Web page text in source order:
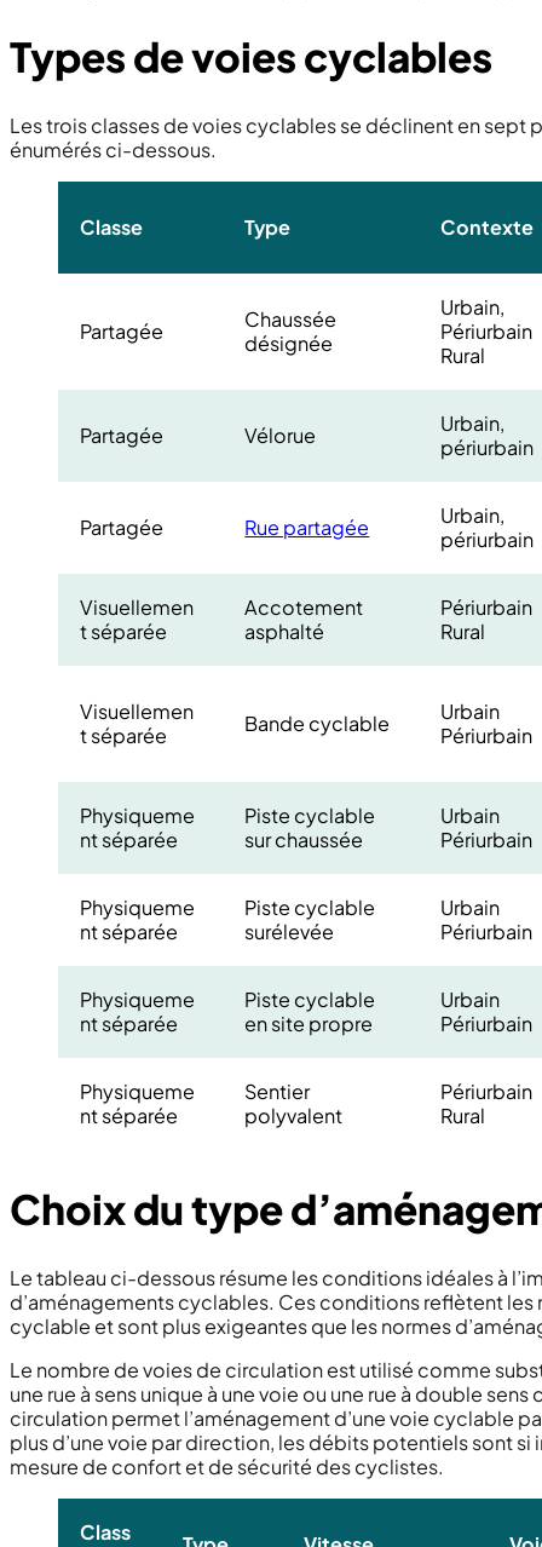
Types de voies cyclables
Les trois classes de voies cyclables se déclinent en sept
énumérés ci-dessous.
Classe Type Contexte
Partagée
Chaussée
désignée
Urbain,
Périurbain
Rural
Partagée Vélorue
Urbain,
périurbain
Partagée Rue partagée
Urbain,
périurbain
Visuellemen
t séparée
Accotement
asphalté
Périurbain
Rural
Visuellemen
t séparée
Bande cyclable
Urbain
Périurbain
Physiqueme
nt séparée
Piste cyclable
sur chaussée
Urbain
Périurbain
Physiqueme
nt séparée
Piste cyclable
surélevée
Urbain
Périurbain
Physiqueme
nt séparée
Piste cyclable
en site propre
Urbain
Périurbain
Physiqueme
nt séparée
Sentier
polyvalent
Périurbain
Rural
Choix du type
Le tableau ci-dessous résume les conditions idéales à
d’aménagements cyclables. Ces conditions reflètent
cyclable et sont plus exigeantes que les normes
Le nombre de voies de circulation est utilisé comme
une rue à sens unique à une voie ou une rue à double
circulation permet l’aménagement d’une voie cyclable
plus d’une voie par direction, les débits potentiels sont
mesure de confort et de sécurité des cyclistes.
Class